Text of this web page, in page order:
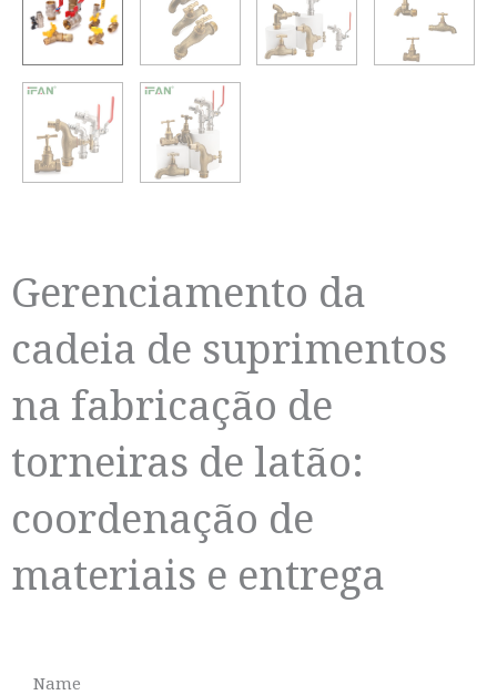
Gerenciamento da
cadeia de suprimentos
na fabricação de
torneiras de latão:
coordenação de
materiais e entrega
Name